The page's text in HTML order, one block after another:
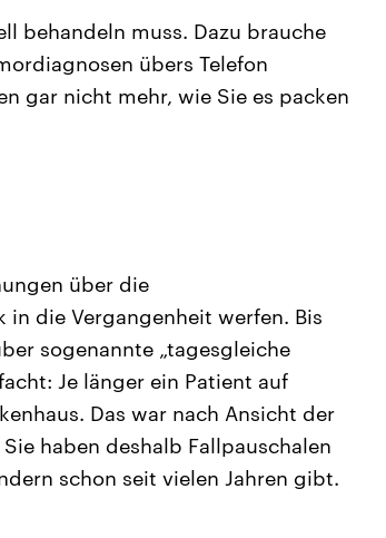
behandeln muss. Dazu brauche
übers Telefon
gar nicht mehr, wie Sie es packen
über die
in die Vergangenheit werfen. Bis
sogenannte „tagesgleiche
Je länger ein Patient auf
Das war nach Ansicht der
haben deshalb Fallpauschalen
schon seit vielen Jahren gibt.